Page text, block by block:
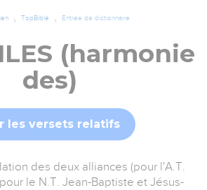
TopBible Entrée de dictionnaire
(harmonie
des)
les versets relatifs
des deux alliances (pour l'A.T.
le N.T. Jean-Baptiste et Jésus-